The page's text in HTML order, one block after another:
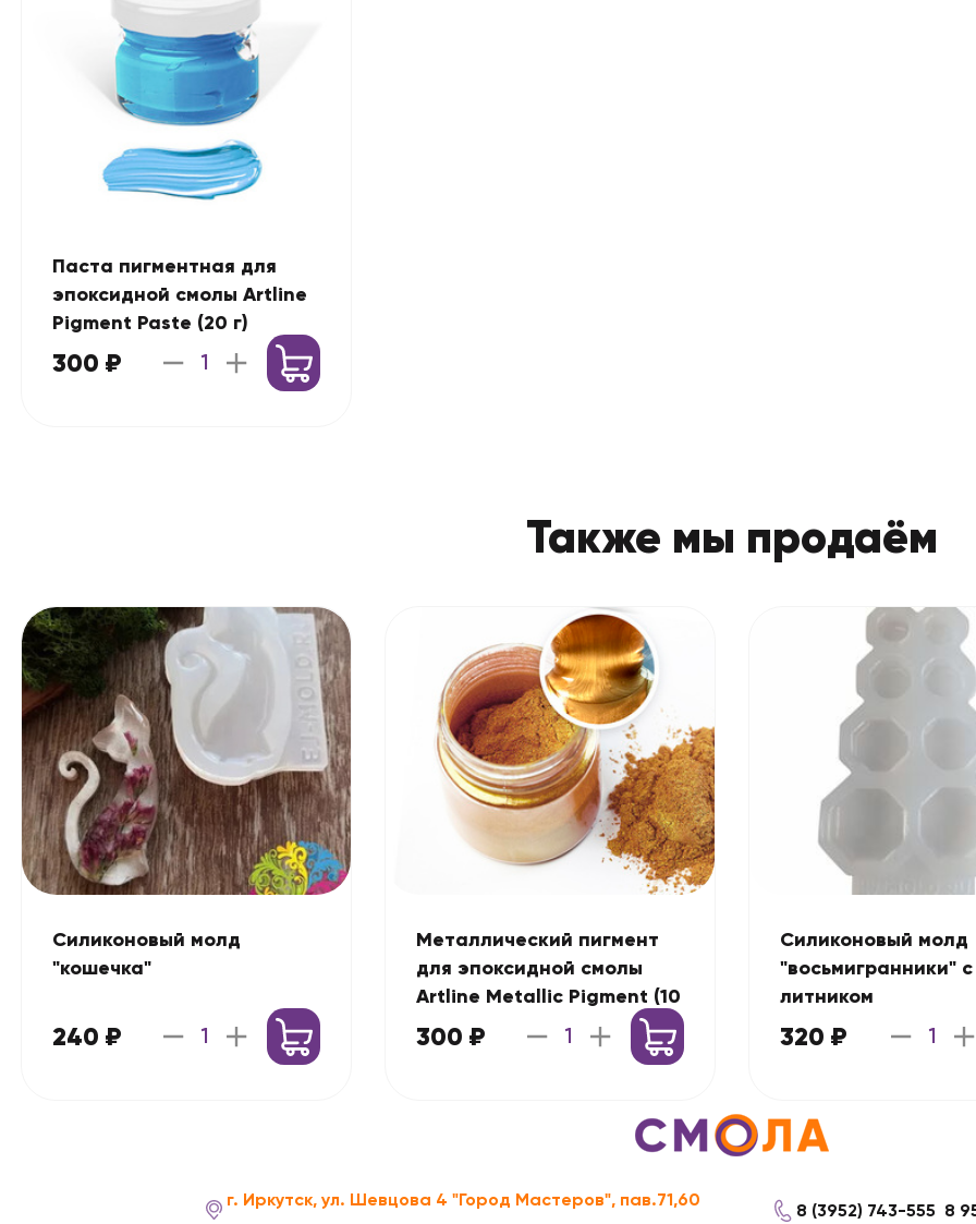
Паста пигментная для
эпоксидной смолы Artline
Pigment Paste (20 г)
300 ₽
Также мы продаём
Силиконовый молд
"кошечка"
240 ₽
Металлический пигмент
для эпоксидной смолы
Artline Metallic Pigment (10
г)
300 ₽
Силиконовый молд
"восьмигранники" с
литником
320 ₽
г. Иркутск, ул. Шевцова 4 "Город Мастеров", пав.71,60 8 (3952) 743-555 8